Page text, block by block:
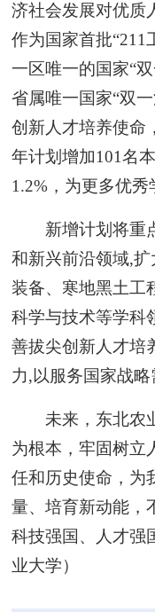
济社会发展对优质
作为国家首批“211
一区唯一的国家“
省属唯一国家“双
创新人才培养使命
年计划增加101名
1.2%，为更多优秀
新增计划将重
和新兴前沿领域,
装备、寒地黑土工
科学与技术等学科
善拔尖创新人才培
力,以服务国家战略
未来，东北农
为根本，牢固树立
任和历史使命，为
量、培育新动能，
科技强国、人才强
业大学）